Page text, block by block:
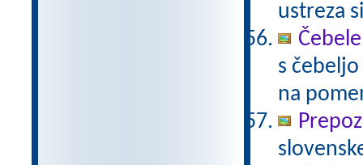
ustreza
Čebele
s
na